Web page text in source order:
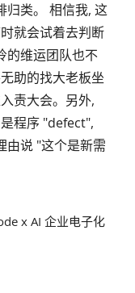
归类。 相信我, 这
就会试着去判断
的维运团队也不
助的找大老板坐
责大会。另外,
程序 "defect",
由说 "这个是新需
x AI 企业电子化